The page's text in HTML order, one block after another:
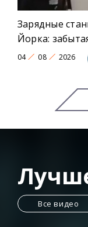
Зарядные
Йорка:
04 08 2026
Все видео